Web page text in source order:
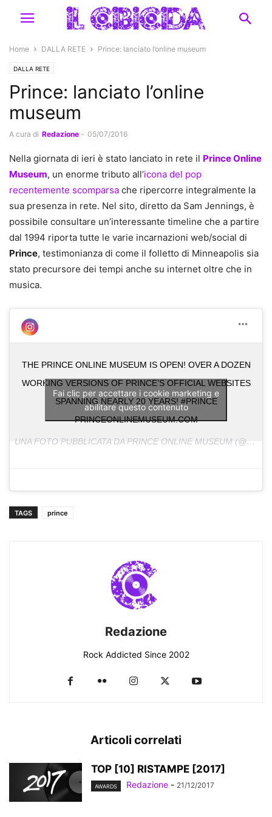
Home DALLA RETE Prince: lanciato l’online museum
DALLA RETE
Prince: lanciato l’online
museum
A cura di Redazione - 05/07/2016
Nella giornata di ieri è stato lanciato in rete il Prince Online
Museum, un enorme tributo all’icona del pop
recentemente scomparsa che ripercorre integralmente la
sua presenza in rete. Nel sito, diretto da Sam Jennings, è
possibile consultare un’interessante timeline che a partire
dal 1994 riporta tutte le varie incarnazioni web/social di
Prince, testimonianza di come il folletto di Minneapolis sia
stato precursore dei tempi anche su internet oltre che in
musica.
THE PRINCE ONLINE MUSEUM IS OPEN! OVER A DOZEN
WORKING VERSIONS OF PRINCE’S OFFICIAL WEBSITES
SPANNING NEARLY 20 YEARS! #PRINCE
PRINCEONLINEMUSEUM.COM
UNA FOTO PUBBLICATA DA PRINCE ONLINE MUSEUM (@PRINCEONLINEMUSEUM) IN DATA:
Fai clic per accettare i cookie marketing e
abilitare questo contenuto
TAGS prince
Redazione
Rock Addicted Since 2002
Articoli correlati
TOP [10] RISTAMPE [2017]
AWARDS Redazione - 21/12/2017